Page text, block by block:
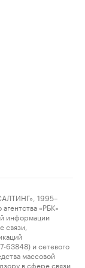
1995–
«РБК»
информации
связи,
63848) и сетевого
массовой
в сфере связи,